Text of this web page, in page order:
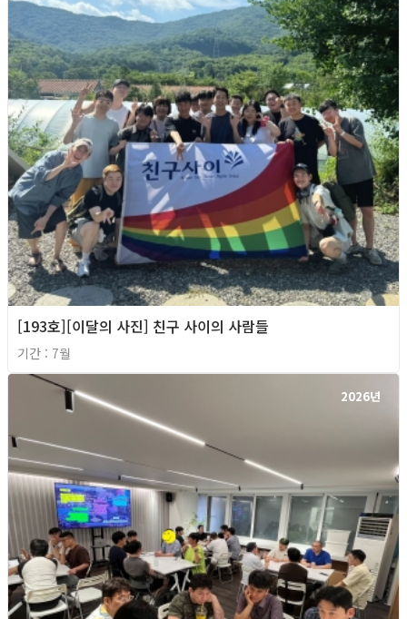
[193호][이달의 사진] 친구 사이의 사람들
기간 : 7월
2026년